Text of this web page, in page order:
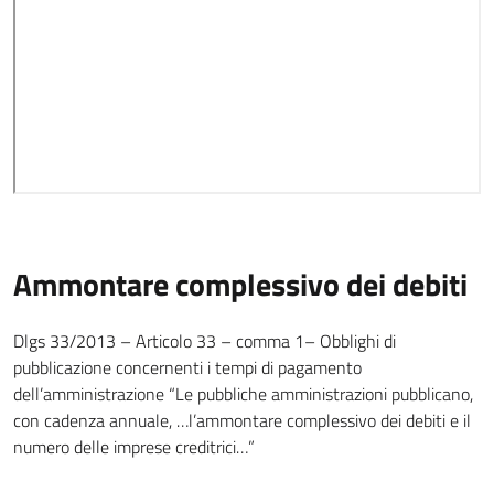
Ammontare complessivo dei debiti
Dlgs 33/2013 – Articolo 33 – comma 1– Obblighi di
pubblicazione concernenti i tempi di pagamento
dell’amministrazione “Le pubbliche amministrazioni pubblicano,
con cadenza annuale, …l’ammontare complessivo dei debiti e il
numero delle imprese creditrici…”